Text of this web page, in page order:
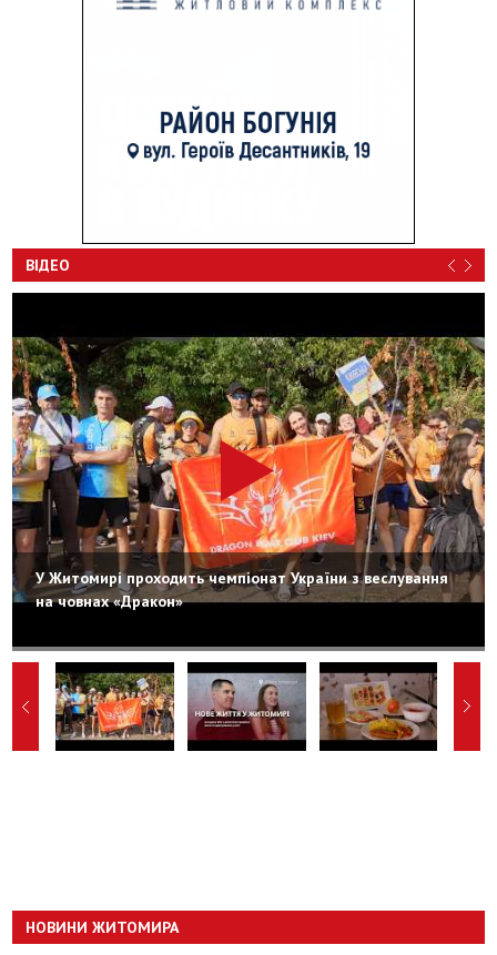
ВІДЕО
У Житомирі проходить чемпіонат України з веслування
на човнах «Дракон»
НОВИНИ ЖИТОМИРА